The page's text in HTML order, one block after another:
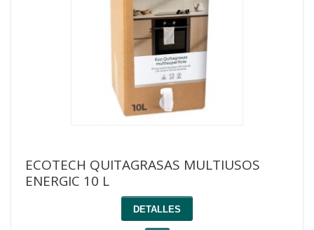
ECOTECH QUITAGRASAS MULTIUSOS
ENERGIC 10 L
DETALLES